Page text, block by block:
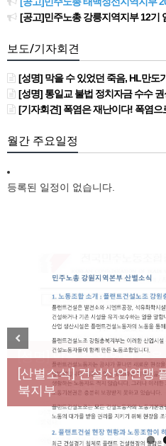
[공고]민주노총 강릉지역지부 12기 임
보도/기자회견
[성명] 막을 수 있었던 죽음, HL만도가 책임져라 : 청년노동자 사망
[성명] 통일교 불법 정치자금 수수 권
[기자회견] 폭염은 재난이다! 폭염으로부터 안전한 일터를 위한
월간 주요일정
등록된 일정이 없습니다.
[성명] 막을 수 있었던 죽
년노동자 사망사고의 철
대책 마련하라
[산별소식] 건설산업연맹
북지부
Previous